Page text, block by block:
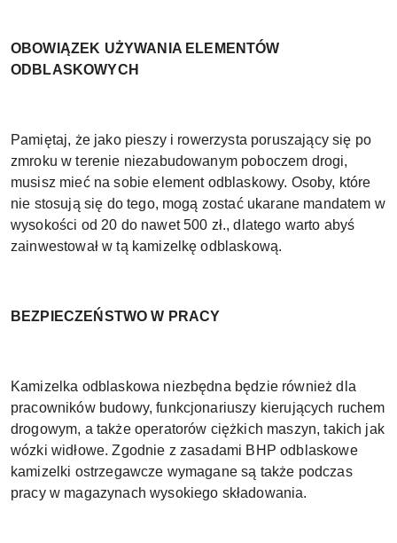
OBOWIĄZEK UŻYWANIA ELEMENTÓW
ODBLASKOWYCH
Pamiętaj, że jako pieszy i rowerzysta poruszający się po
zmroku w terenie niezabudowanym poboczem drogi,
musisz mieć na sobie element odblaskowy. Osoby, które
nie stosują się do tego, mogą zostać ukarane mandatem w
wysokości od 20 do nawet 500 zł., dlatego warto abyś
zainwestował w tą kamizelkę odblaskową.
BEZPIECZEŃSTWO W PRACY
Kamizelka odblaskowa niezbędna będzie również dla
pracowników budowy, funkcjonariuszy kierujących ruchem
drogowym, a także operatorów ciężkich maszyn, takich jak
wózki widłowe. Zgodnie z zasadami BHP odblaskowe
kamizelki ostrzegawcze wymagane są także podczas
pracy w magazynach wysokiego składowania.